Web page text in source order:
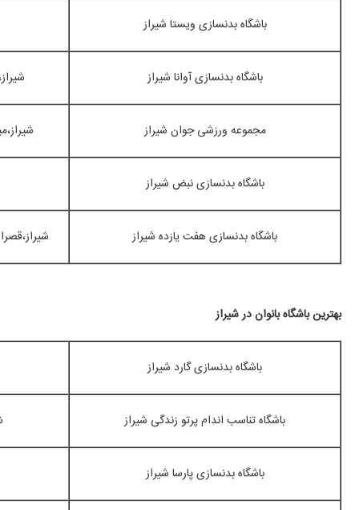
باشگاه بدنسازی ویستا شیراز
باشگاه بدنسازی آوانا شیراز
مجموعه ورزشی جوان شیراز
باشگاه بدنسازی نبض شیراز
باشگاه بدنسازی هفت یازده شیراز
بهترین باشگاه بانوان در شیراز
باشگاه بدنسازی گارد شیراز
باشگاه تناسب اندام پرتو زندگی شیراز
باشگاه بدنسازی پارسا شیراز